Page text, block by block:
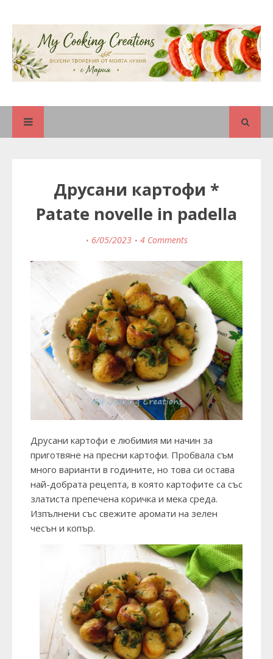
Друсани картофи *
Patate novelle in padella
6/05/2023 4 Comments
Друсани картофи е любимия ми начин за
приготвяне на пресни картофи. Пробвала съм
много варианти в годините, но това си остава
най-добрата рецепта, в която картофите са със
златиста препечена коричка и мека среда.
Изпълнени със свежите аромати на зелен
чесън и копър.